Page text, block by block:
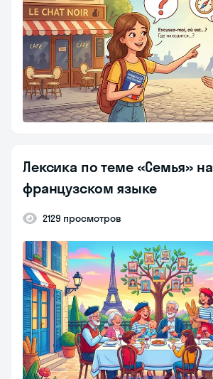
Лексика по теме «Семья» на
французском языке
2129 просмотров